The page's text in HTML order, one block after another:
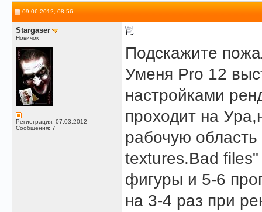
09.06.2012, 08:56
Stargaser
Новичок
Регистрация: 07.03.2012
Сообщения: 7
Подскажите
Уменя Pro 12
настройками
проходит на
рабочую
textures.Bad
фигуры и 5-6
на 3-4 раз при